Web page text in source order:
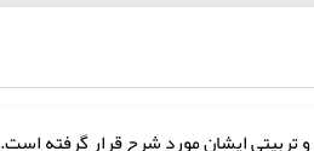
تربیتی ایشان مورد شرح قرار گرفته است.